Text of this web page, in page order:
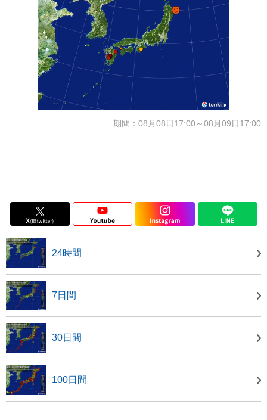
期間：08月08日17:00～08月09日17:00
24時間
7日間
30日間
100日間